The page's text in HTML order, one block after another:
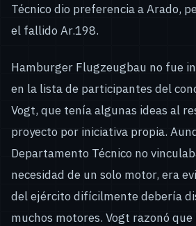
Técnico dio preferencia a Arado,
el fallido Ar.198.
Hamburger Flugzeugbau no fue
en la lista de participantes del
Vogt, que tenía algunas ideas al
proyecto por iniciativa propia.
Departamento Técnico no
necesidad de un solo motor, era
del ejército difícilmente debería
muchos motores. Vogt razonó